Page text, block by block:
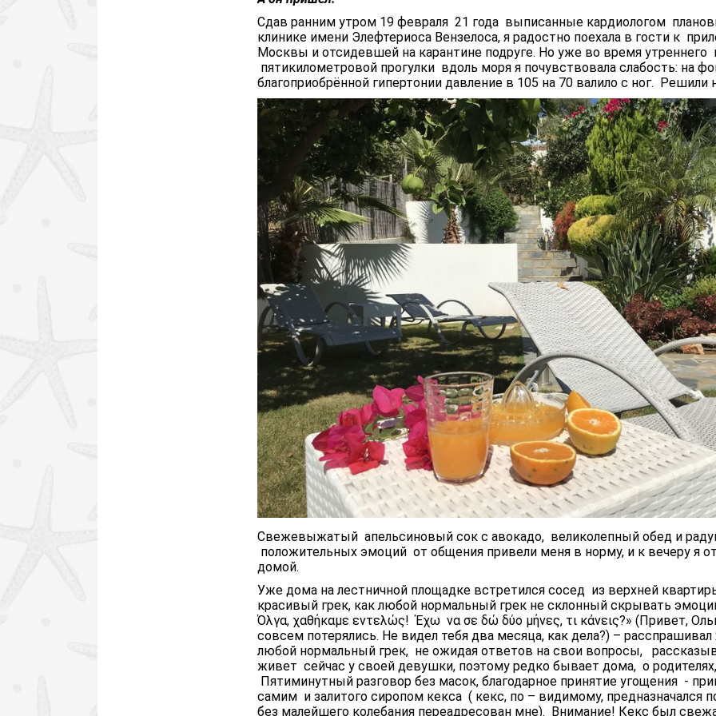
Сдав ранним утром 19 февраля 21 года выписанные кардиологом
клинике имени Элефтериоса Вензелоса, я радостно поехала в гости к
Москвы и отсидевшей на карантине подруге. Но уже во время утреннего
пятикилометровой прогулки вдоль моря я почувствовала слабость: на
благоприобрённой гипертонии давление в 105 на 70 валило с ног. Решили
Свежевыжатый апельсиновый сок с авокадо, великолепный обед и
положительных эмоций от общения привели меня в норму, и к вечеру я
домой.
Уже дома на лестничной площадке встретился сосед из верхней
красивый грек, как любой нормальный грек не склонный скрывать
Όλγα, χαθήκαμε εντελώς! Έχω να σε δώ δύο μήνες, τι κάνεις?» (Привет,
совсем потерялись. Не видел тебя два месяца, как дела?) – расспрашивал
любой нормальный грек, не ожидая ответов на свои вопросы,
живет сейчас у своей девушки, поэтому редко бывает дома, о
Пятиминутный разговор без масок, благодарное принятие угощения -
самим и залитого сиропом кекса ( кекс, по – видимому, предназначался
без малейшего колебания переадресован мне). Внимание! Кекс был